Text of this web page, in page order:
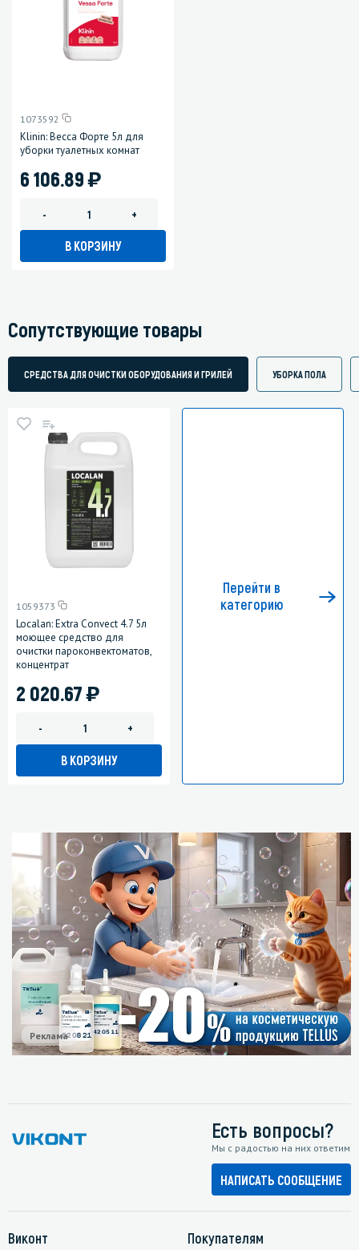
1073592
Klinin: Весса Форте 5л для
уборки туалетных комнат
6 106.89)
- +
В КОРЗИНУ
Сопутствующие товары
СРЕДСТВА ДЛЯ ОЧИСТКИ ОБОРУДОВАНИЯ И ГРИЛЕЙ УБОРКА ПОЛА
1059373
Localan: Extra Convect 4.7 5л
моющее средство для
очистки пароконвектоматов,
концентрат
2 020.67)
- +
В КОРЗИНУ
Перейти в
категорию
Реклама
Есть вопросы?
Мы с радостью на них ответим
НАПИСАТЬ СООБЩЕНИЕ
Виконт Покупателям